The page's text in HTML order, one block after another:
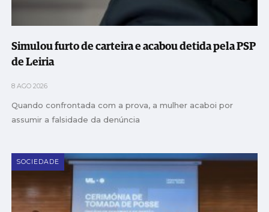
Simulou furto de carteira e acabou detida pela PSP
de Leiria
8 AGO 2026
Quando confrontada com a prova, a mulher acaboi por
assumir a falsidade da denúncia
SOCIEDADE